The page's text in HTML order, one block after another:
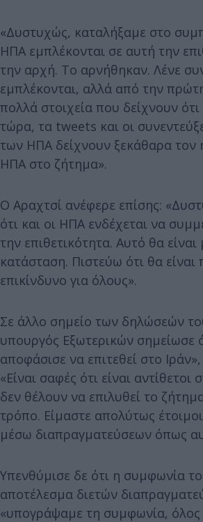
«Δυστυχώς, καταλήξαμε στο
ΗΠΑ εμπλέκονται σε αυτή την
την αρχή. Το αρνήθηκαν. Λένε
εμπλέκονται, αλλά από την
πολλά στοιχεία που δείχνουν ότι
τώρα, τα tweets και οι
των ΗΠΑ δείχνουν ξεκάθαρα τον
ΗΠΑ στο ζήτημα».
Ο Αραχτσί ανέφερε επίσης:
ότι και οι ΗΠΑ ενδέχεται να
την επιθετικότητα. Αυτό θα
κατάσταση. Πιστεύω ότι θα
επικίνδυνο για όλους».
Σε άλλο σημείο των δηλώσεών
υπουργός Εξωτερικών σημείωσε
αποφάσισε να επιτεθεί στο
«Είναι σαφές ότι είναι αντίθετοι
δεν θέλουν να επιλυθεί το
τρόπο. Είμαστε απολύτως
μέσω διαπραγματεύσεων όπως
Υπενθύμισε δε ότι η συμφωνία
αποτέλεσμα διετών
«υπογράψαμε τη συμφωνία,